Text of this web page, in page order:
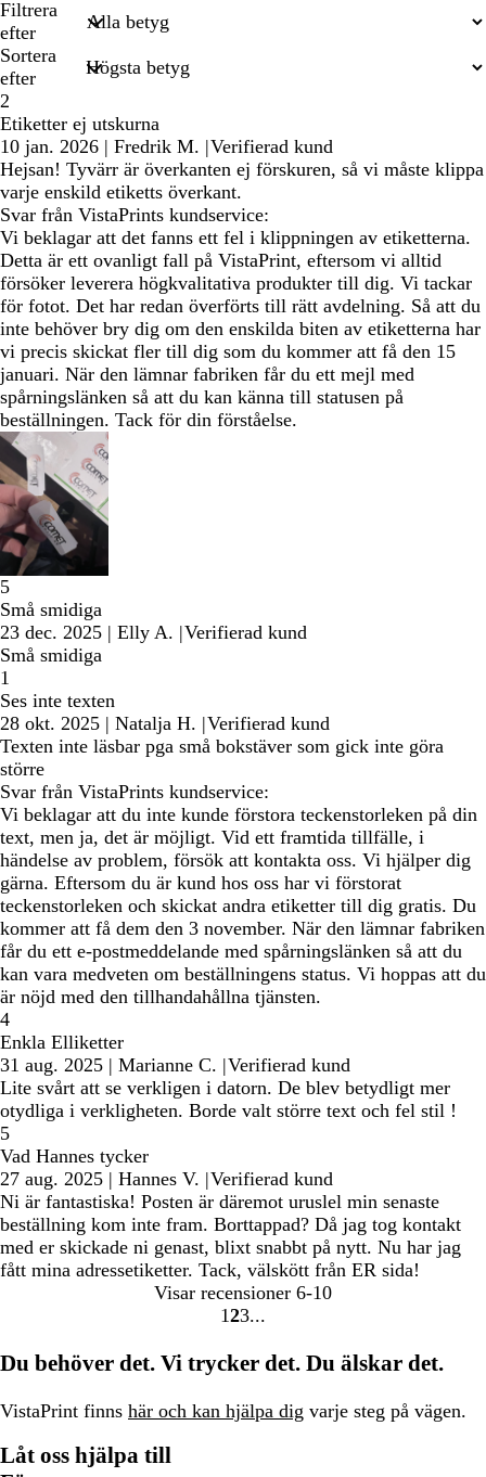
inmatade
sökningar
Filtrera
efter
Sortera
efter
2
Etiketter ej utskurna
10 jan. 2026 | Fredrik M. |Verifierad kund
Hejsan! Tyvärr är överkanten ej förskuren, så vi måste klippa
varje enskild etiketts överkant.
Svar från VistaPrints kundservice:
Vi beklagar att det fanns ett fel i klippningen av etiketterna.
Detta är ett ovanligt fall på VistaPrint, eftersom vi alltid
försöker leverera högkvalitativa produkter till dig. Vi tackar
för fotot. Det har redan överförts till rätt avdelning. Så att du
inte behöver bry dig om den enskilda biten av etiketterna har
vi precis skickat fler till dig som du kommer att få den 15
januari. När den lämnar fabriken får du ett mejl med
spårningslänken så att du kan känna till statusen på
beställningen. Tack för din förståelse.
5
Små smidiga
23 dec. 2025 | Elly A. |Verifierad kund
Små smidiga
1
Ses inte texten
28 okt. 2025 | Natalja H. |Verifierad kund
Texten inte läsbar pga små bokstäver som gick inte göra
större
Svar från VistaPrints kundservice:
Vi beklagar att du inte kunde förstora teckenstorleken på din
text, men ja, det är möjligt. Vid ett framtida tillfälle, i
händelse av problem, försök att kontakta oss. Vi hjälper dig
gärna. Eftersom du är kund hos oss har vi förstorat
teckenstorleken och skickat andra etiketter till dig gratis. Du
kommer att få dem den 3 november. När den lämnar fabriken
får du ett e-postmeddelande med spårningslänken så att du
kan vara medveten om beställningens status. Vi hoppas att du
är nöjd med den tillhandahållna tjänsten.
4
Enkla Elliketter
31 aug. 2025 | Marianne C. |Verifierad kund
Lite svårt att se verkligen i datorn. De blev betydligt mer
otydliga i verkligheten. Borde valt större text och fel stil !
5
Vad Hannes tycker
27 aug. 2025 | Hannes V. |Verifierad kund
Ni är fantastiska! Posten är däremot uruslel min senaste
beställning kom inte fram. Borttappad? Då jag tog kontakt
med er skickade ni genast, blixt snabbt på nytt. Nu har jag
fått mina adressetiketter. Tack, välskött från ER sida!
Visar recensioner 6-10
Gå
sidan
1 Gå
sidan
2Gå
sidan
3
Du behöver det. Vi trycker det. Du älskar det.
VistaPrint finns här och kan hjälpa dig varje steg på vägen.
Låt oss hjälpa till